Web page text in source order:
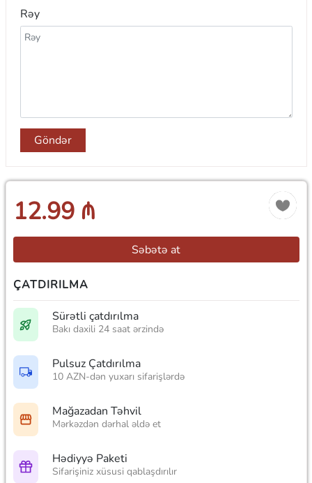
Rəy
Göndər
12.99 ₼
Səbətə at
ÇATDIRILMA
Sürətli çatdırılma
Bakı daxili 24 saat ərzində
Pulsuz Çatdırılma
10 AZN-dən yuxarı sifarişlərdə
Mağazadan Təhvil
Mərkəzdən dərhal əldə et
Hədiyyə Paketi
Sifarişiniz xüsusi qablaşdırılır